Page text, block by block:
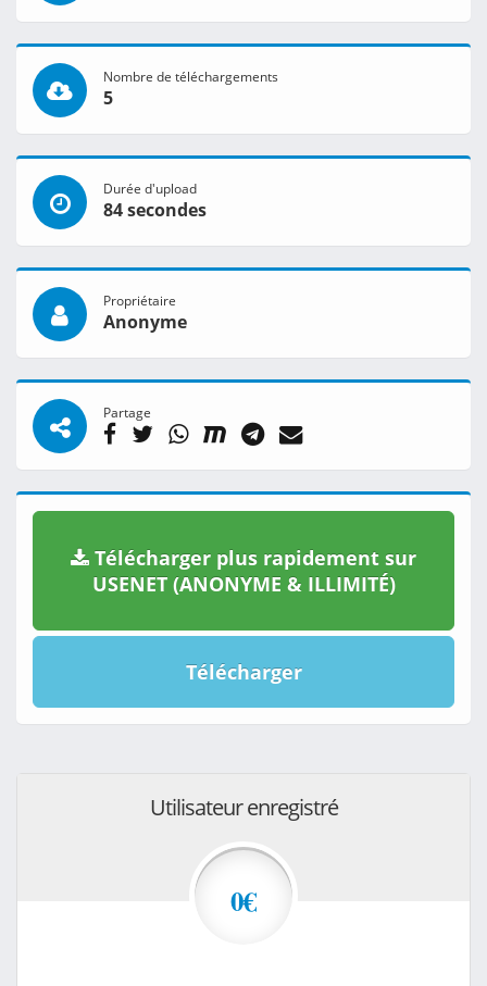
Nombre de téléchargements
5
Durée d'upload
84 secondes
Propriétaire
Anonyme
Partage
Télécharger plus rapidement sur
USENET (ANONYME & ILLIMITÉ)
Télécharger
Utilisateur enregistré
0€